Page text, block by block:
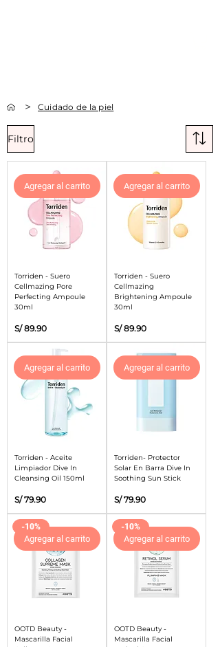
> Cuidado de la piel
Filtro
Agregar al carrito
Torriden - Suero
Cellmazing Pore
Perfecting Ampoule
30ml
Precio
S/ 89.90
Agregar al carrito
Torriden - Suero
Cellmazing
Brightening Ampoule
30ml
Precio
S/ 89.90
Agregar al carrito
Torriden - Aceite
Limpiador Dive In
Cleansing Oil 150ml
Precio
S/ 79.90
Agregar al carrito
Torriden- Protector
Solar En Barra Dive In
Soothing Sun Stick
Precio
S/ 79.90
Agregar al carrito
-10%
OOTD Beauty -
Mascarilla Facial
Agregar al carrito
-10%
OOTD Beauty -
Mascarilla Facial